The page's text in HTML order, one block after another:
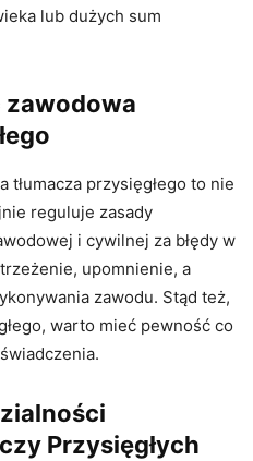
lub dużych sum
zawodowa
przysięgłego to nie
reguluje zasady
i cywilnej za błędy w
upomnienie, a
zawodu. Stąd też,
warto mieć pewność co
Przysięgłych